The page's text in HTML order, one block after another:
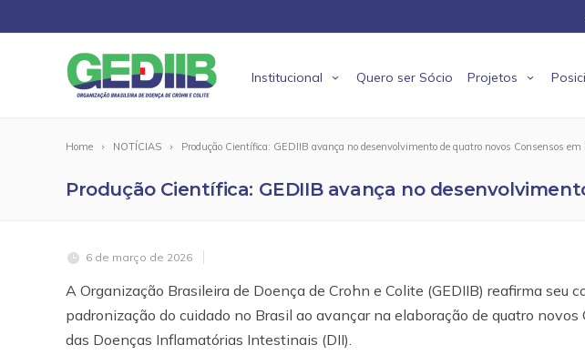
Institucional Quero ser Sócio Projetos
Home NOTÍCIAS Produção Científica: GEDIIB avança no desenvolvimento de quatro novos Consensos em
Produção Científica: GEDIIB avança no
6 de março de 2026
A Organização Brasileira de Doença de Crohn e Colite (GEDIIB) reafirma seu
padronização do cuidado no Brasil ao avançar na elaboração de quatro novos
das Doenças Inflamatórias Intestinais (DII).